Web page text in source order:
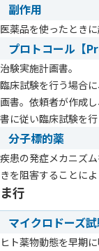
副作用
医薬品を使ったとき
プロトコール【
治験実施計画書。
臨床試験を行う場合
画書。依頼者が作成
書に従い臨床試験を行
分子標的薬
疾患の発症メカニズ
きを阻害することに
ま行
マイクロドーズ試
ヒト薬物動態を早期